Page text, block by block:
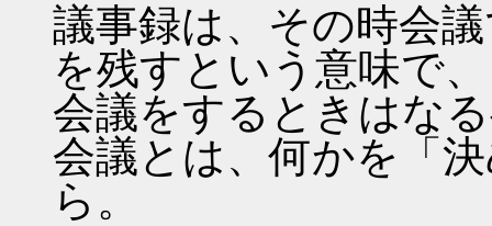
議事録は、その時会
を残すという意味で、
会議をするときはな
会議とは、何かを「
ら。